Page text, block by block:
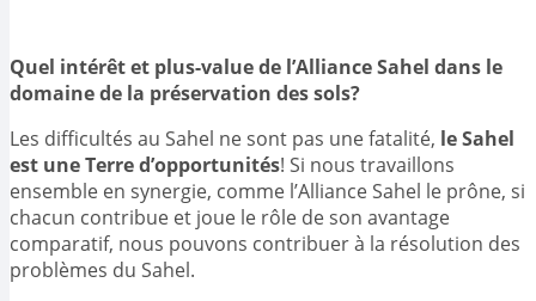
Quel intérêt et plus-value de l’Alliance Sahel dans le
domaine de la préservation des sols?
Les difficultés au Sahel ne sont pas une fatalité, le Sahel
est une Terre d’opportunités! Si nous travaillons
ensemble en synergie, comme l’Alliance Sahel le prône, si
chacun contribue et joue le rôle de son avantage
comparatif, nous pouvons contribuer à la résolution des
problèmes du Sahel.